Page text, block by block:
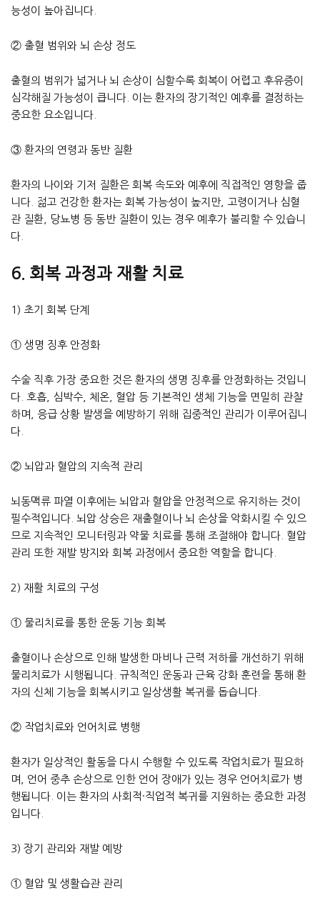
능성이 높아집니다.
② 출혈 범위와 뇌 손상 정도
출혈의 범위가 넓거나 뇌 손상이 심할수록 회복이 어렵고 후유증이
심각해질 가능성이 큽니다. 이는 환자의 장기적인 예후를 결정하는
중요한 요소입니다.
③ 환자의 연령과 동반 질환
환자의 나이와 기저 질환은 회복 속도와 예후에 직접적인 영향을 줍
니다. 젊고 건강한 환자는 회복 가능성이 높지만, 고령이거나 심혈
관 질환, 당뇨병 등 동반 질환이 있는 경우 예후가 불리할 수 있습니
다.
6. 회복 과정과 재활 치료
1) 초기 회복 단계
① 생명 징후 안정화
수술 직후 가장 중요한 것은 환자의 생명 징후를 안정화하는 것입니
다. 호흡, 심박수, 체온, 혈압 등 기본적인 생체 기능을 면밀히 관찰
하며, 응급 상황 발생을 예방하기 위해 집중적인 관리가 이루어집니
다.
② 뇌압과 혈압의 지속적 관리
뇌동맥류 파열 이후에는 뇌압과 혈압을 안정적으로 유지하는 것이
필수적입니다. 뇌압 상승은 재출혈이나 뇌 손상을 악화시킬 수 있으
므로 지속적인 모니터링과 약물 치료를 통해 조절해야 합니다. 혈압
관리 또한 재발 방지와 회복 과정에서 중요한 역할을 합니다.
2) 재활 치료의 구성
① 물리치료를 통한 운동 기능 회복
출혈이나 손상으로 인해 발생한 마비나 근력 저하를 개선하기 위해
물리치료가 시행됩니다. 규칙적인 운동과 근육 강화 훈련을 통해 환
자의 신체 기능을 회복시키고 일상생활 복귀를 돕습니다.
② 작업치료와 언어치료 병행
환자가 일상적인 활동을 다시 수행할 수 있도록 작업치료가 필요하
며, 언어 중추 손상으로 인한 언어 장애가 있는 경우 언어치료가 병
행됩니다. 이는 환자의 사회적·직업적 복귀를 지원하는 중요한 과정
입니다.
3) 장기 관리와 재발 예방
① 혈압 및 생활습관 관리